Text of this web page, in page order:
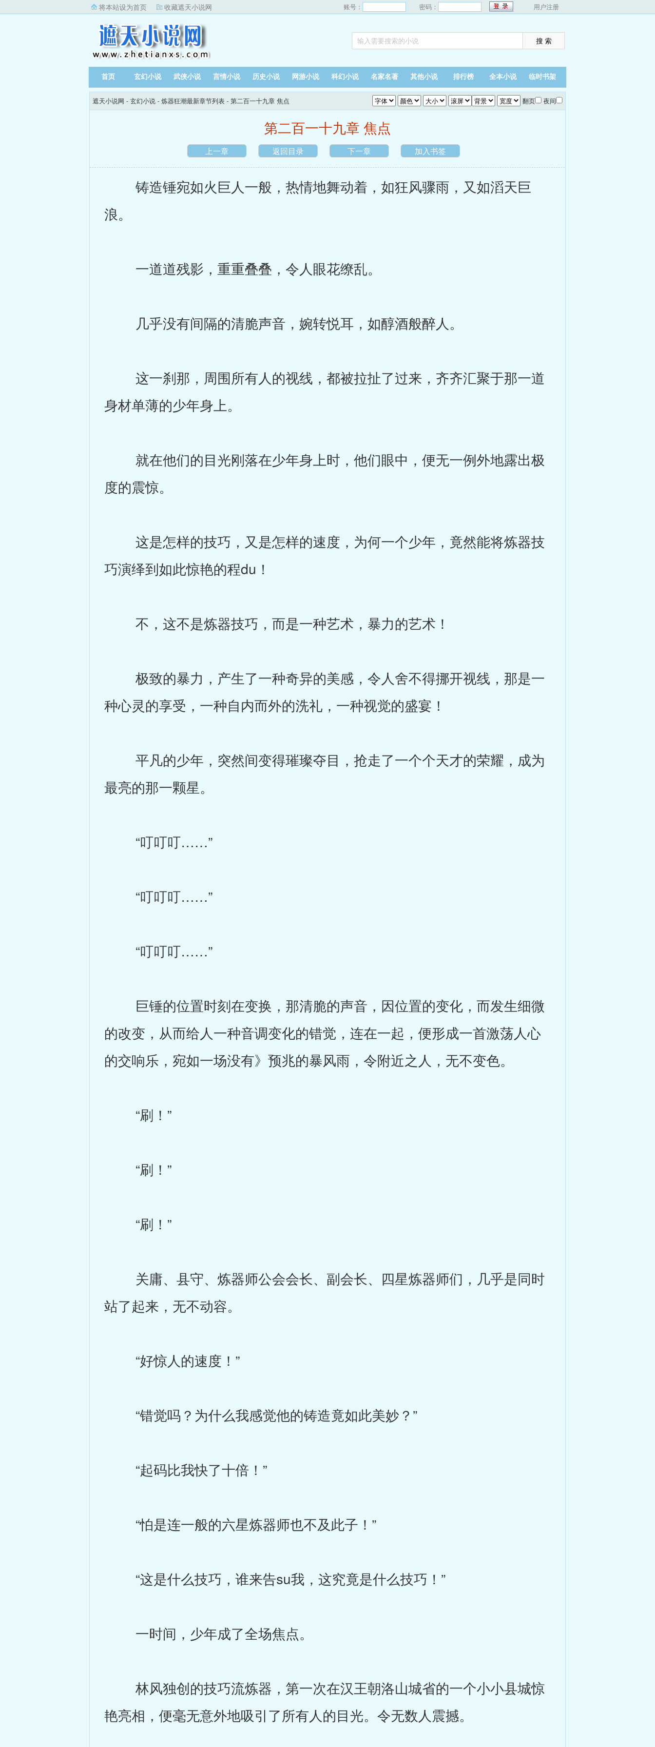
将本站设为首页 收藏遮天小说网 账号： 密码： 用户注册
首页 玄幻小说 武侠小说 言情小说 历史小说 网游小说 科幻小说 名家名著 其他小说 排行榜 全本小说 临时书架
遮天小说网 - 玄幻小说 - 炼器狂潮最新章节列表 - 第二百一十九章 焦点 翻页 夜间
第二百一十九章 焦点
上一章 返回目录 下一章 加入书签
铸造锤宛如火巨人一般，热情地舞动着，如狂风骤雨，又如滔天巨
浪。
一道道残影，重重叠叠，令人眼花缭乱。
几乎没有间隔的清脆声音，婉转悦耳，如醇酒般醉人。
这一刹那，周围所有人的视线，都被拉扯了过来，齐齐汇聚于那一道
身材单薄的少年身上。
就在他们的目光刚落在少年身上时，他们眼中，便无一例外地露出极
度的震惊。
这是怎样的技巧，又是怎样的速度，为何一个少年，竟然能将炼器技
巧演绎到如此惊艳的程du！
不，这不是炼器技巧，而是一种艺术，暴力的艺术！
极致的暴力，产生了一种奇异的美感，令人舍不得挪开视线，那是一
种心灵的享受，一种自内而外的洗礼，一种视觉的盛宴！
平凡的少年，突然间变得璀璨夺目，抢走了一个个天才的荣耀，成为
最亮的那一颗星。
“叮叮叮……”
“叮叮叮……”
“叮叮叮……”
巨锤的位置时刻在变换，那清脆的声音，因位置的变化，而发生细微
的改变，从而给人一种音调变化的错觉，连在一起，便形成一首激荡人心
的交响乐，宛如一场没有》预兆的暴风雨，令附近之人，无不变色。
“刷！”
“刷！”
“刷！”
关庸、县守、炼器师公会会长、副会长、四星炼器师们，几乎是同时
站了起来，无不动容。
“好惊人的速度！”
“错觉吗？为什么我感觉他的铸造竟如此美妙？”
“起码比我快了十倍！”
“怕是连一般的六星炼器师也不及此子！”
“这是什么技巧，谁来告su我，这究竟是什么技巧！”
一时间，少年成了全场焦点。
林风独创的技巧流炼器，第一次在汉王朝洛山城省的一个小小县城惊
艳亮相，便毫无意外地吸引了所有人的目光。令无数人震撼。